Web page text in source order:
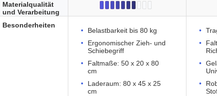
Belastbarkeit bis 80 kg
Ergonomischer Zieh- und
Schiebegriff
Faltmaße: 50 x 20 x 80
cm
Laderaum: 80 x 45 x 25
cm
Materialqualität
und Verarbeitung
Besonderheiten